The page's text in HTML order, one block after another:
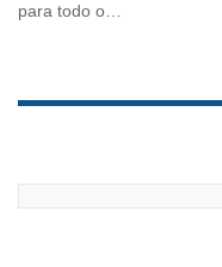
para todo o…